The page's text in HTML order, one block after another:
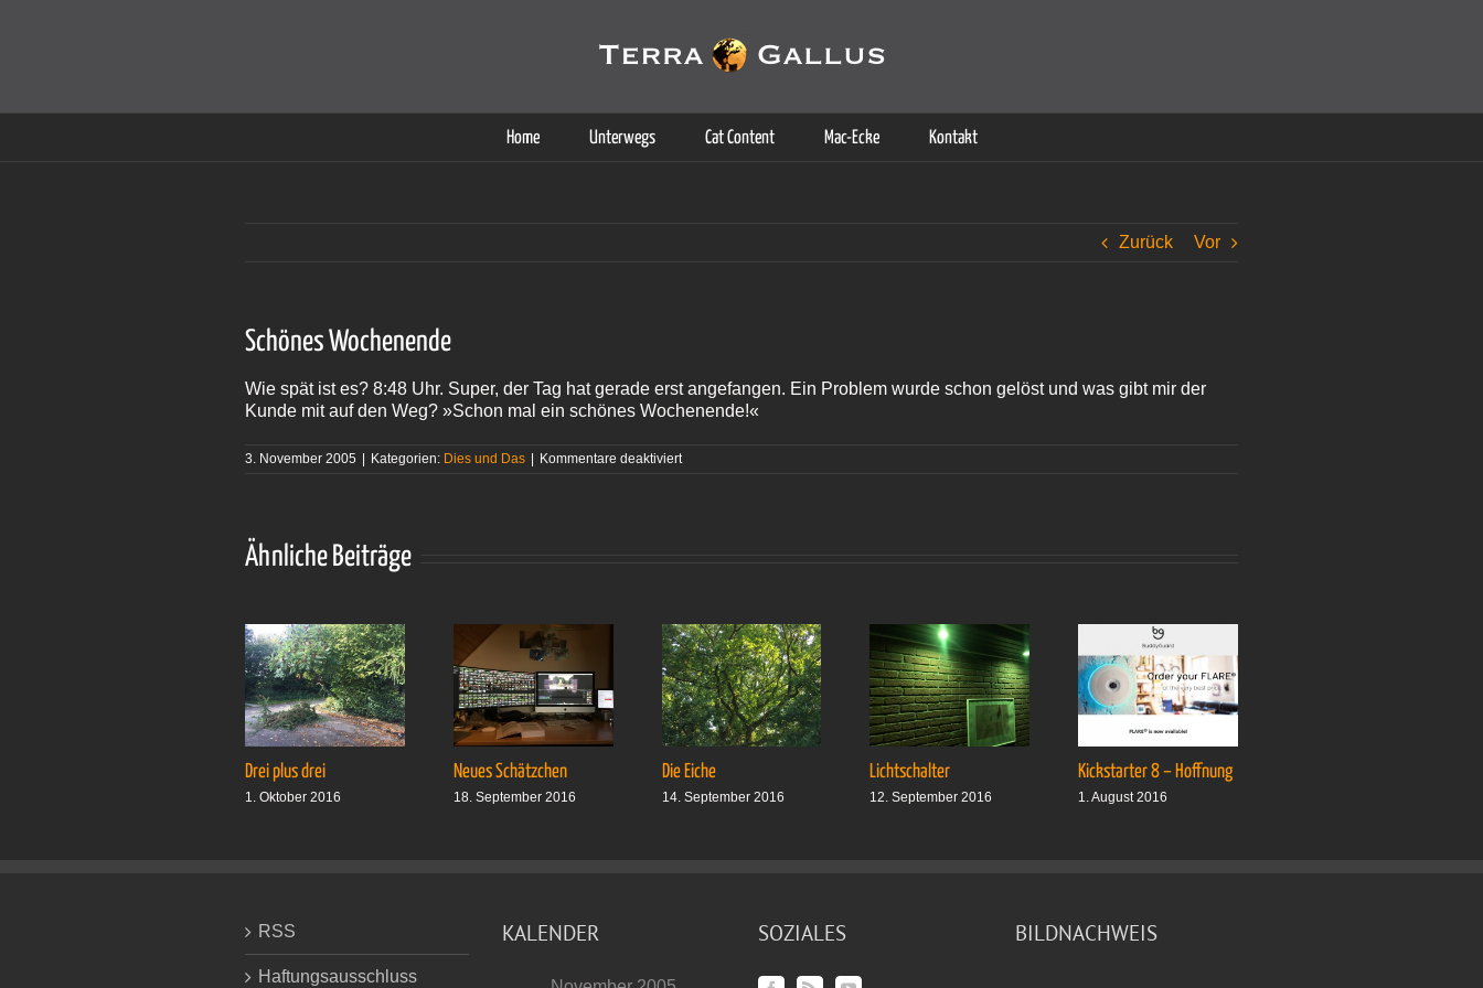
Home Unterwegs Cat Content Mac-Ecke Kontakt
Zurück Vor
Schönes Wochenende
Wie spät ist es? 8:48 Uhr. Super, der Tag hat gerade erst angefangen. Ein Problem wurde schon gelöst und was gibt mir der
Kunde mit auf den Weg? »Schon mal ein schönes Wochenende!«
3. November 2005 | Kategorien: Dies und Das | Kommentare deaktiviertfür
Ähnliche Beiträge
Drei plus drei
1. Oktober 2016
Neues Schätzchen
18. September 2016
Die Eiche
14. September 2016
Lichtschalter
12. September 2016
Kickstarter 8 – Hoffnung
1. August 2016
RSS
Haftungsausschluss
KALENDER SOZIALES BILDNACHWEIS
Cookies helfen auf auf dieser Seite bei der Bereitstellung der Dienste. Durch die Nutzung dieser Webseite erklären Sie sich damit einverstanden, dass Cookies gesetzt werden.
Weitere Informationen